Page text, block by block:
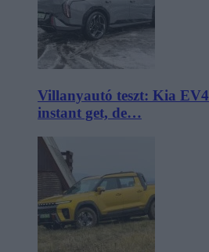
Villanyautó teszt: Kia
instant get, de…